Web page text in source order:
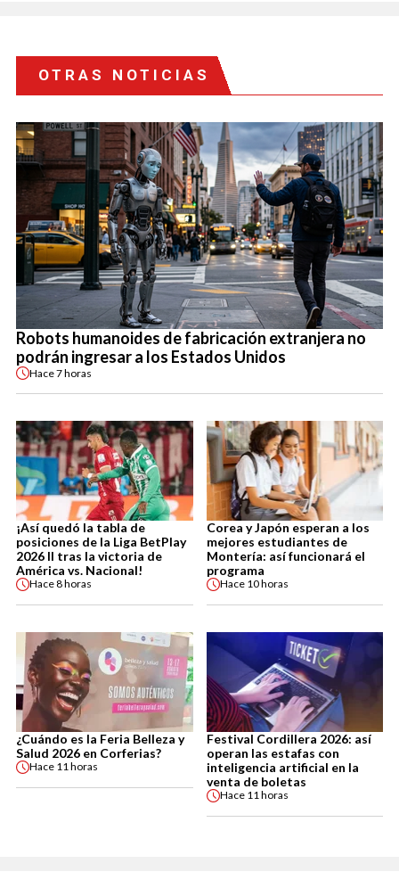
OTRAS NOTICIAS
Robots humanoides de fabricación extranjera no
podrán ingresar a los Estados Unidos
Hace7 horas
¡Así quedó la tabla de
posiciones de la Liga BetPlay
2026 II tras la victoria de
América vs. Nacional!
Hace8 horas
Corea y Japón esperan a los
mejores estudiantes de
Montería: así funcionará el
programa
Hace 10 horas
¿Cuándo es la Feria Belleza y
Salud 2026 en Corferias?
Hace 11 horas
Festival Cordillera 2026: así
operan las estafas con
inteligencia artificial en la
venta de boletas
Hace 11 horas